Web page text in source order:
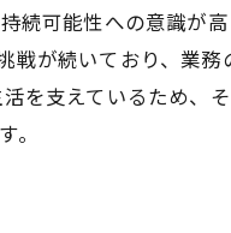
続可能性への意識が
が続いており、業
を支えているため、